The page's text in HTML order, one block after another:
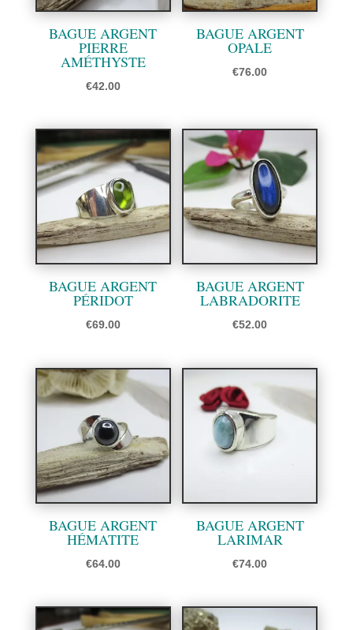
BAGUE ARGENT
PIERRE
AMÉTHYSTE
€42.00
BAGUE ARGENT
OPALE
€76.00
BAGUE ARGENT
PÉRIDOT
€69.00
BAGUE ARGENT
LABRADORITE
€52.00
BAGUE ARGENT
HÉMATITE
€64.00
BAGUE ARGENT
LARIMAR
€74.00